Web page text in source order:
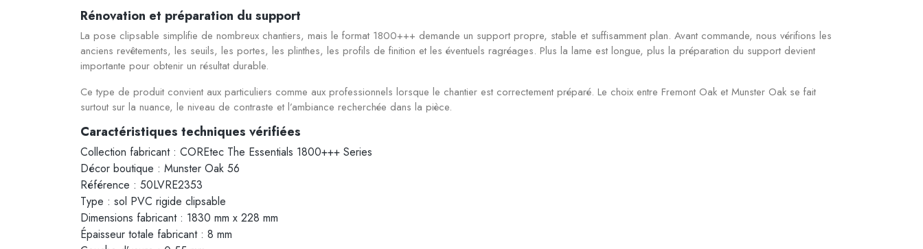
Rénovation et préparation du support
La pose clipsable simplifie de nombreux chantiers, mais le format 1800+++ demande un support propre, stable et suffisamment plan. Avant commande, nous vérifions les
anciens revêtements, les seuils, les portes, les plinthes, les profils de finition et les éventuels ragréages. Plus la lame est longue, plus la préparation du support devient
importante pour obtenir un résultat durable.
Ce type de produit convient aux particuliers comme aux professionnels lorsque le chantier est correctement préparé. Le choix entre Fremont Oak et Munster Oak se fait
surtout sur la nuance, le niveau de contraste et l’ambiance recherchée dans la pièce.
Caractéristiques techniques vérifiées
Collection fabricant : COREtec The Essentials 1800+++ Series
Décor boutique : Munster Oak 56
Référence : 50LVRE2353
Type : sol PVC rigide clipsable
Dimensions fabricant : 1830 mm x 228 mm
Épaisseur totale fabricant : 8 mm